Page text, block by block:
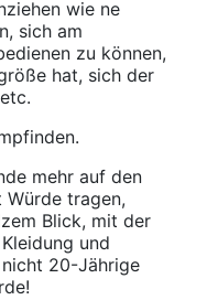
wie ne
sich am
zu können,
hat, sich der
mehr auf den
tragen,
Blick, mit der
und
20-Jährige